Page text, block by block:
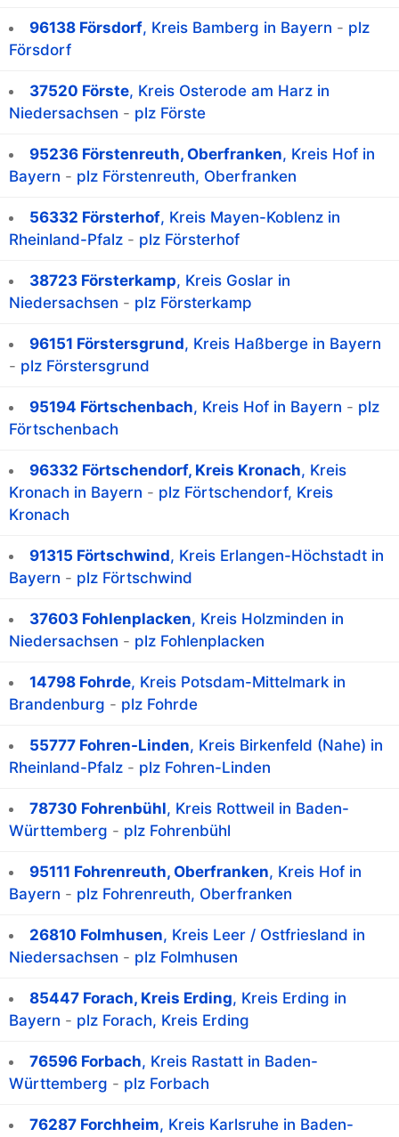
96138 Försdorf, Kreis Bamberg in Bayern - plz
Försdorf
37520 Förste, Kreis Osterode am Harz in
Niedersachsen - plz Förste
95236 Förstenreuth, Oberfranken, Kreis Hof in
Bayern - plz Förstenreuth, Oberfranken
56332 Försterhof, Kreis Mayen-Koblenz in
Rheinland-Pfalz - plz Försterhof
38723 Försterkamp, Kreis Goslar in
Niedersachsen - plz Försterkamp
96151 Förstersgrund, Kreis Haßberge in Bayern
- plz Förstersgrund
95194 Förtschenbach, Kreis Hof in Bayern - plz
Förtschenbach
96332 Förtschendorf, Kreis Kronach, Kreis
Kronach in Bayern - plz Förtschendorf, Kreis
Kronach
91315 Förtschwind, Kreis Erlangen-Höchstadt in
Bayern - plz Förtschwind
37603 Fohlenplacken, Kreis Holzminden in
Niedersachsen - plz Fohlenplacken
14798 Fohrde, Kreis Potsdam-Mittelmark in
Brandenburg - plz Fohrde
55777 Fohren-Linden, Kreis Birkenfeld (Nahe) in
Rheinland-Pfalz - plz Fohren-Linden
78730 Fohrenbühl, Kreis Rottweil in Baden-
Württemberg - plz Fohrenbühl
95111 Fohrenreuth, Oberfranken, Kreis Hof in
Bayern - plz Fohrenreuth, Oberfranken
26810 Folmhusen, Kreis Leer / Ostfriesland in
Niedersachsen - plz Folmhusen
85447 Forach, Kreis Erding, Kreis Erding in
Bayern - plz Forach, Kreis Erding
76596 Forbach, Kreis Rastatt in Baden-
Württemberg - plz Forbach
76287 Forchheim, Kreis Karlsruhe in Baden-